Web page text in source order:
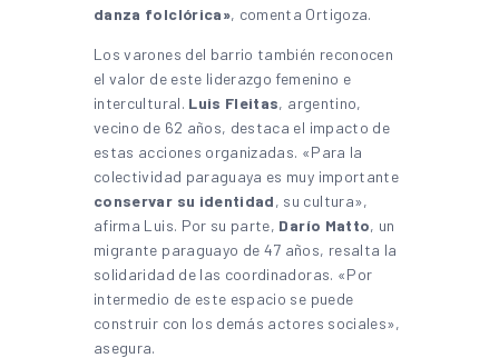
danza folclórica», comenta Ortigoza.
Los varones del barrio también reconocen
el valor de este liderazgo femenino e
intercultural. Luis Fleitas, argentino,
vecino de 62 años, destaca el impacto de
estas acciones organizadas. «Para la
colectividad paraguaya es muy importante
conservar su identidad, su cultura»,
afirma Luis. Por su parte, Darío Matto, un
migrante paraguayo de 47 años, resalta la
solidaridad de las coordinadoras. «Por
intermedio de este espacio se puede
construir con los demás actores sociales»,
asegura.